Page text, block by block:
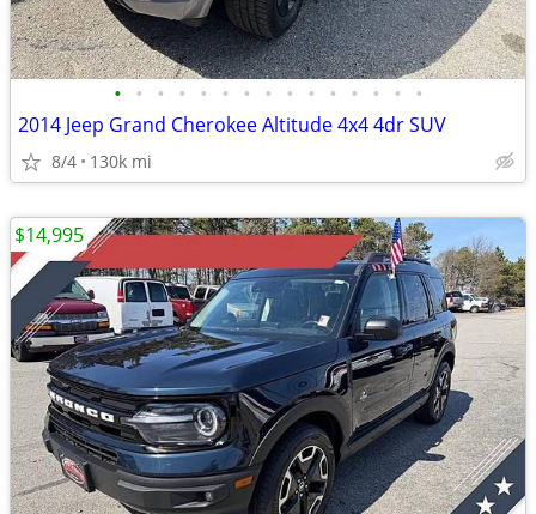
• • • • • • • • • • • • • • •
2014 Jeep Grand Cherokee Altitude 4x4 4dr SUV
8/4 130k mi
$14,995